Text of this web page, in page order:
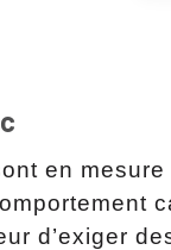
en
d’exiger